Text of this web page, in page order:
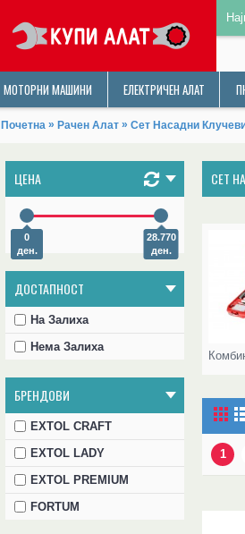
МОТОРНИ МАШИНИ ЕЛЕКТРИЧЕН АЛАТ
Почетна » Рачен Алат » Сет Насадни
ЦЕНА
0
ден.
28.770
ден.
ДОСТАПНОСТ
На Залиха
Нема Залиха
БРЕНДОВИ
EXTOL CRAFT
EXTOL LADY
EXTOL PREMIUM
FORTUM
СЕТ
1